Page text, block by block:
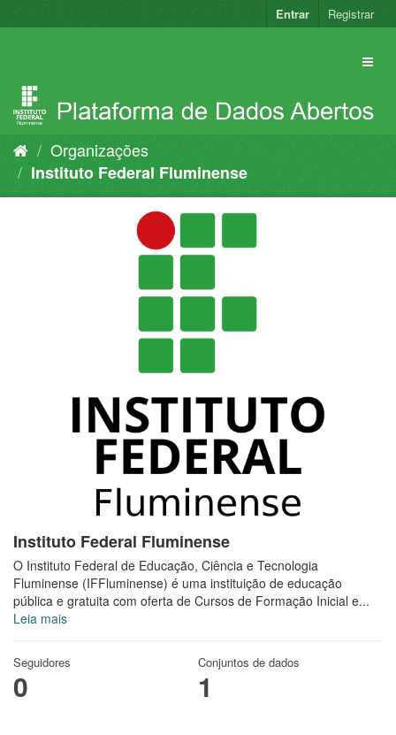
para
Entrar Registrar
Organizações
Instituto Federal Fluminense
Instituto Federal Fluminense
O Instituto Federal de Educação, Ciência e Tecnologia
Fluminense (IFFluminense) é uma instituição de educação
pública e gratuita com oferta de Cursos de Formação Inicial e...
Leia mais
Seguidores
0
Conjuntos de dados
1